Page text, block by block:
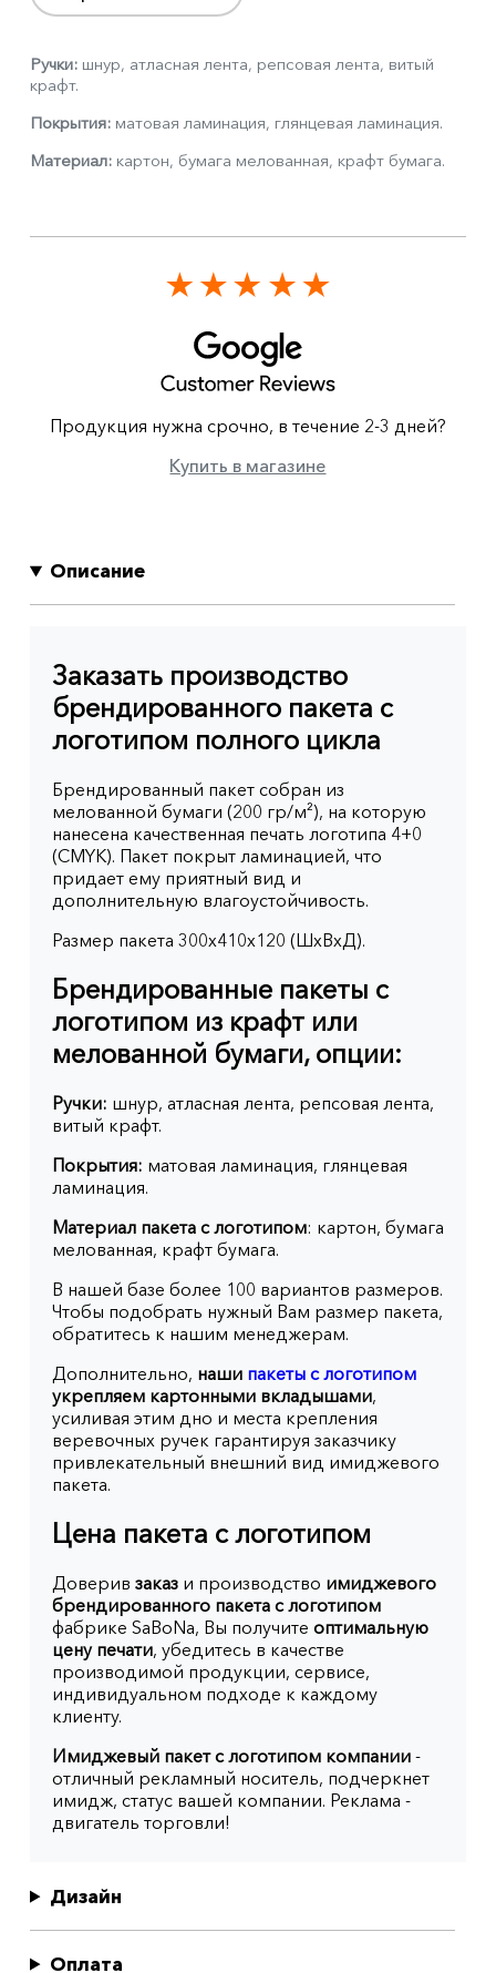
Ручки:шнур, атласная лента, репсовая лента, витый
крафт.
Покрытия: матовая ламинация, глянцевая ламинация.
Материал:картон, бумага мелованная, крафт бумага.
Продукция нужна срочно, в течение 2-3 дней?
Купить в магазине
Описание
Заказать производство
брендированного пакета с
логотипом полного цикла
Брендированный пакет собран из
мелованной бумаги (200 гр/м²), на которую
нанесена качественная печать логотипа 4+0
(CMYK). Пакет покрыт ламинацией, что
придает ему приятный вид и
дополнительную влагоустойчивость.
Размер пакета 300x410x120 (ШхВхД).
Брендированные пакеты с
логотипом из крафт или
мелованной бумаги, опции:
Ручки: шнур, атласная лента, репсовая лента,
витый крафт.
Покрытия: матовая ламинация, глянцевая
ламинация.
Материал пакета с логотипом: картон, бумага
мелованная, крафт бумага.
В нашей базе более 100 вариантов размеров.
Чтобы подобрать нужный Вам размер пакета,
обратитесь к нашим менеджерам.
Дополнительно, наши пакеты с логотипом
укрепляем картонными вкладышами,
усиливая этим дно и места крепления
веревочных ручек гарантируя заказчику
привлекательный внешний вид имиджевого
пакета.
Цена пакета с логотипом
Доверив закази производство имиджевого
брендированного пакета с логотипом
фабрике SaBoNa, Вы получите оптимальную
цену печати, убедитесь в качестве
производимой продукции, сервисе,
индивидуальном подходе к каждому
клиенту.
Имиджевый пакет с логотипом компании-
отличный рекламный носитель, подчеркнет
имидж, статус вашей компании. Реклама -
двигатель торговли!
Дизайн
Оплата